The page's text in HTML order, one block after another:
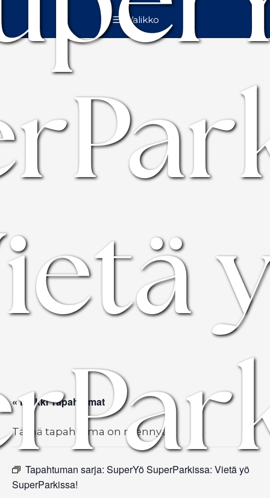
Valikko
« Kaikki Tapahtumat
Tämä tapahtuma on mennyt.
Tapahtuman sarja: SuperYö SuperParkissa: Vietä yö
SuperParkissa!